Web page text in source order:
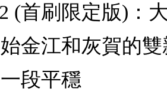
(首刷限定版)：
金江和灰賀的
段平穩